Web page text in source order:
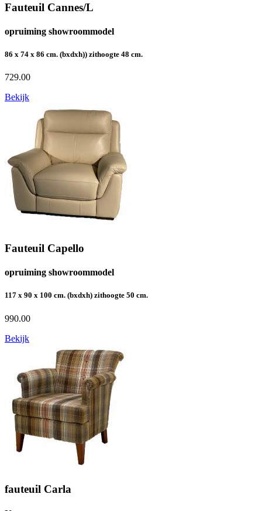
Fauteuil Cannes/L
opruiming showroommodel
86 x 74 x 86 cm. (bxdxh)) zithoogte 48 cm.
729.00
Bekijk
Fauteuil Capello
opruiming showroommodel
117 x 90 x 100 cm. (bxdxh) zithoogte 50 cm.
990.00
Bekijk
fauteuil Carla